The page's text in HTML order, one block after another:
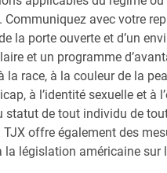
avec votre
la porte ouverte et d’un
et un programme
race, à la couleur de la
à l’identité sexuelle et à
de tout individu de
offre également des
législation américaine